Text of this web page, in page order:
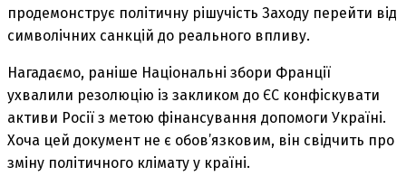
продемонструє політичну рішучість Заходу перейти від
символічних санкцій до реального впливу.
Нагадаємо, раніше Національні збори Франції
ухвалили резолюцію із закликом до ЄС конфіскувати
активи Росії з метою фінансування допомоги Україні.
Хоча цей документ не є обов’язковим, він свідчить про
зміну політичного клімату у країні.